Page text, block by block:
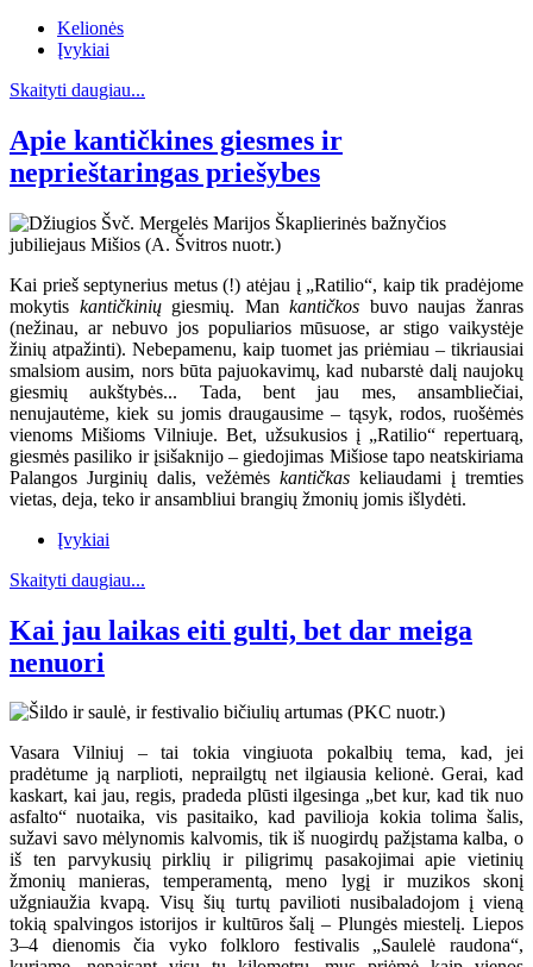
Kelionės
Įvykiai
Skaityti daugiau...
Apie kantičkines giesmes ir
neprieštaringas priešybes
Kai prieš septynerius metus (!) atėjau į „Ratilio“, kaip tik pradėjome
mokytis kantičkiniųgiesmių. Mankantičkos buvo naujas žanras
(nežinau, ar nebuvo jos populiarios mūsuose, ar stigo vaikystėje
žinių atpažinti). Nebepamenu, kaip tuomet jas priėmiau – tikriausiai
smalsiom ausim, nors būta pajuokavimų, kad nubarstė dalį naujokų
giesmių aukštybės... Tada, bent jau mes, ansambliečiai,
nenujautėme, kiek su jomis draugausime – tąsyk, rodos, ruošėmės
vienoms Mišioms Vilniuje. Bet, užsukusios į „Ratilio“ repertuarą,
giesmės pasiliko ir įsišaknijo – giedojimas Mišiose tapo neatskiriama
Palangos Jurginių dalis, vežėmės kantičkas keliaudami į tremties
vietas, deja, teko ir ansambliui brangių žmonių jomis išlydėti.
Įvykiai
Skaityti daugiau...
Kai jau laikas eiti gulti, bet dar meiga
nenuori
Vasara Vilniuj – tai tokia vingiuota pokalbių tema, kad, jei
pradėtume ją narplioti, neprailgtų net ilgiausia kelionė. Gerai, kad
kaskart, kai jau, regis, pradeda plūsti ilgesinga „bet kur, kad tik nuo
asfalto“ nuotaika, vis pasitaiko, kad pavilioja kokia tolima šalis,
sužavi savo mėlynomis kalvomis, tik iš nuogirdų pažįstama kalba, o
iš ten parvykusių pirklių ir piligrimų pasakojimai apie vietinių
žmonių manieras, temperamentą, meno lygį ir muzikos skonį
užgniaužia kvapą. Visų šių turtų pavilioti nusibaladojom į vieną
tokią spalvingos istorijos ir kultūros šalį – Plungės miestelį. Liepos
3–4 dienomis čia vyko folkloro festivalis „Saulelė raudona“,